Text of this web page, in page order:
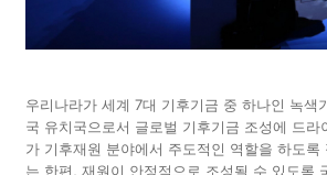
우리나라가 세계 7대 기후기금 중 하나인 녹색
국 유치국으로서 글로벌 기후기금 조성에 드라
가 기후재원 분야에서 주도적인 역할을 하도록
는 한편, 재원이 안정적으로 조성될 수 있도록